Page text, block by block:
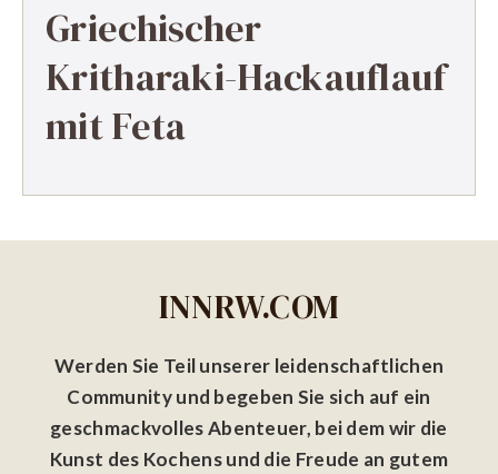
Griechischer
Kritharaki-Hackauflauf
mit Feta
INNRW.COM
Werden Sie Teil unserer leidenschaftlichen
Community und begeben Sie sich auf ein
geschmackvolles Abenteuer, bei dem wir die
Kunst des Kochens und die Freude an gutem